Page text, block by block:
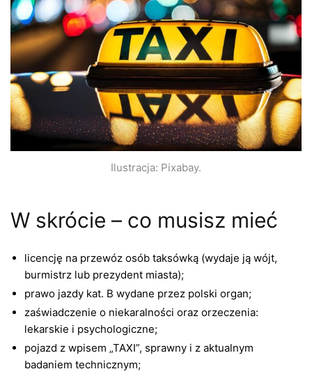
Ilustracja: Pixabay.
W skrócie – co musisz mieć
licencję na przewóz osób taksówką (wydaje ją wójt,
burmistrz lub prezydent miasta);
prawo jazdy kat. B wydane przez polski organ;
zaświadczenie o niekaralności oraz orzeczenia:
lekarskie i psychologiczne;
pojazd z wpisem „TAXI”, sprawny i z aktualnym
badaniem technicznym;